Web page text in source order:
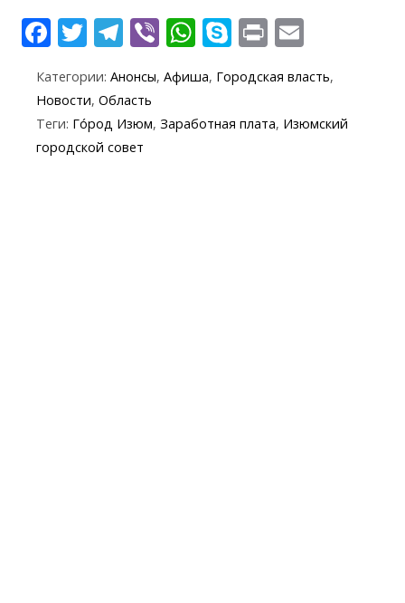
F
e
b
o
T
itt
er
T
e
gr
a
Vi
b
er
W
at
s
S
y
p
Pr
t ai
l
Категории: Анонсы, Афиша, Городская власть,
Новости, Область
Теги: Го́род Изюм, Заработная плата, Изюмский
городской совет